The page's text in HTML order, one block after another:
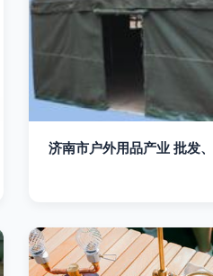
济南市户外用品产业 批发